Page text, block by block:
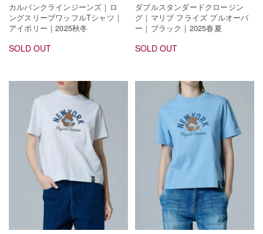
カルバンクラインジーンズ｜ロ
ングスリーブワッフルTシャツ｜
アイボリー｜2025秋冬
SOLD OUT
ダブルスタンダードクロージン
グ｜マリブ フライズ プルオーバ
ー｜ブラック｜2025春夏
SOLD OUT